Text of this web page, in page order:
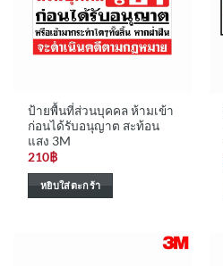
ป้ายพื้นที่ส่วนบุคคล ห้ามเข้า
ก่อนได้รับอนุญาต สะท้อน
แสง 3M
210฿
หยิบใส่ตะกร้า